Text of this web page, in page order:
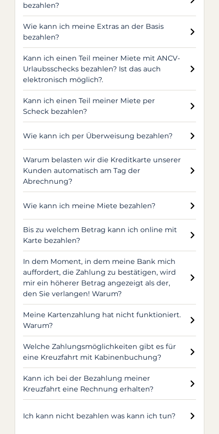
bezahlen?
Wie kann ich meine Extras an der Basis
bezahlen?
Kann ich einen Teil meiner Miete mit ANCV-
Urlaubsschecks bezahlen? Ist das auch
elektronisch möglich?.
Kann ich einen Teil meiner Miete per
Scheck bezahlen?
Wie kann ich per Überweisung bezahlen?
Warum belasten wir die Kreditkarte unserer
Kunden automatisch am Tag der
Abrechnung?
Wie kann ich meine Miete bezahlen?
Bis zu welchem Betrag kann ich online mit
Karte bezahlen?
In dem Moment, in dem meine Bank mich
auffordert, die Zahlung zu bestätigen, wird
mir ein höherer Betrag angezeigt als der,
den Sie verlangen! Warum?
Meine Kartenzahlung hat nicht funktioniert.
Warum?
Welche Zahlungsmöglichkeiten gibt es für
eine Kreuzfahrt mit Kabinenbuchung?
Kann ich bei der Bezahlung meiner
Kreuzfahrt eine Rechnung erhalten?
Ich kann nicht bezahlen was kann ich tun?